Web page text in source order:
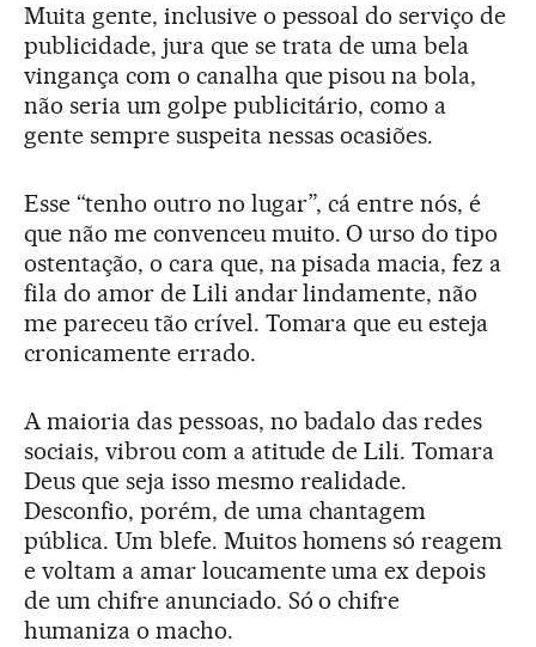
Muita gente, inclusive o pessoal do serviço de
publicidade, jura que se trata de uma bela
vingança com o canalha que pisou na bola,
não seria um golpe publicitário, como a
gente sempre suspeita nessas ocasiões.
Esse “tenho outro no lugar”, cá entre nós, é
que não me convenceu muito. O urso do tipo
ostentação, o cara que, na pisada macia, fez a
fila do amor de Lili andar lindamente, não
me pareceu tão crível. Tomara que eu esteja
cronicamente errado.
A maioria das pessoas, no badalo das redes
sociais, vibrou com a atitude de Lili. Tomara
Deus que seja isso mesmo realidade.
Desconfio, porém, de uma chantagem
pública. Um blefe. Muitos homens só reagem
e voltam a amar loucamente uma ex depois
de um chifre anunciado. Só o chifre
humaniza o macho.